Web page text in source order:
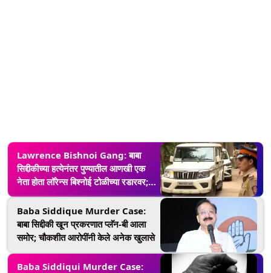
Lawrence Bishnoi Gang: बाबा
सिद्दीकीच्या हत्येनंतर पुण्यातील आणखी एक
नेता होता लॉरेन्स बिश्नोई टोळीच्या रडारवर;
मुंबई पोलिसांचा खुलासा
Baba Siddique Murder Case:
बाबा सिद्दीकी खून प्रकरणात प्लॅन-बी आला
समोर; चौकशीत आरोपींनी केले अनेक खुलासे
Baba Siddiqui Murder Case: